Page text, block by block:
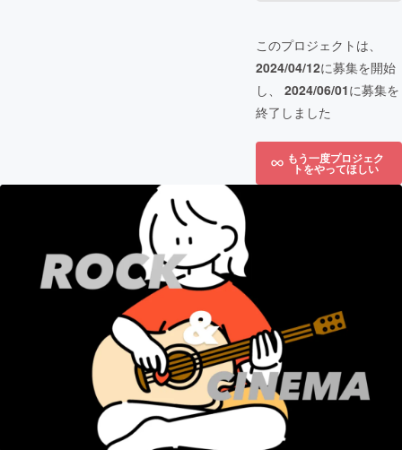
このプロジェクトは、
2024/04/12に募集を開始
し、 2024/06/01に募集を
終了しました
もう一度プロジェク
トをやってほしい